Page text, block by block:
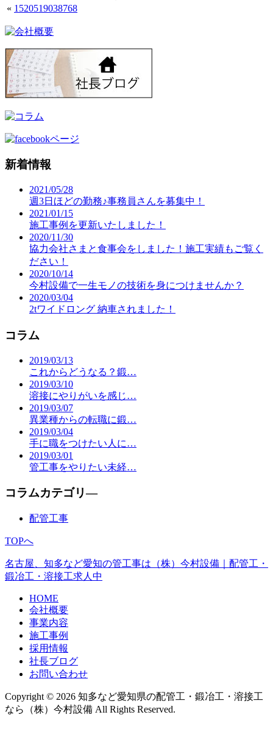
« 1520519038768
新着情報
2021/05/28
週3日ほどの勤務♪事務員さんを募集中！
2021/01/15
施工事例を更新いたしました！
2020/11/30
協力会社さまと食事会をしました！施工実績もご覧く
ださい！
2020/10/14
今村設備で一生モノの技術を身につけませんか？
2020/03/04
2tワイドロング 納車されました！
コラム
2019/03/13
これからどうなる？鍛…
2019/03/10
溶接にやりがいを感じ…
2019/03/07
異業種からの転職に鍛…
2019/03/04
手に職をつけたい人に…
2019/03/01
管工事をやりたい未経…
コラムカテゴリ―
配管工事
TOPへ
名古屋、知多など愛知の管工事は（株）今村設備｜配管工・
鍛冶工・溶接工求人中
HOME
会社概要
事業内容
施工事例
採用情報
社長ブログ
お問い合わせ
Copyright © 2026 知多など愛知県の配管工・鍛冶工・溶接工
なら（株）今村設備 All Rights Reserved.